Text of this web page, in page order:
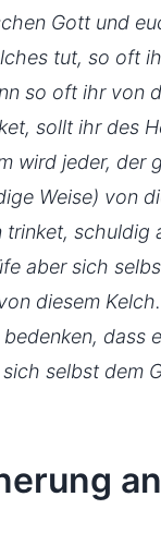
Gott und
tut, so oft
so oft ihr von
sollt ihr des
wird jeder, der
Weise) von
trinket, schuldig
aber sich
diesem
dass
selbst dem